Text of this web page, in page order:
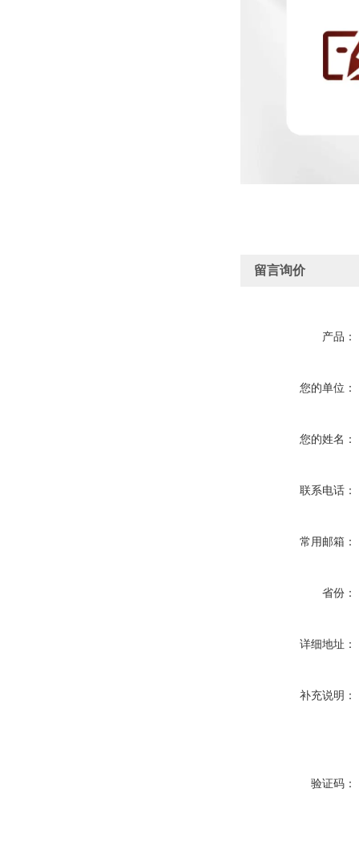
留言询价
产品：
您的单位：
您的姓名：
联系电话：
常用邮箱：
省份：
详细地址：
补充说明：
验证码：